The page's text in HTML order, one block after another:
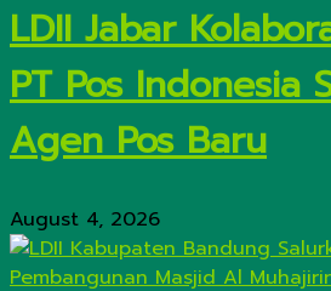
LDII Jabar
PT Pos Indonesia
Agen Pos Baru
August 4, 2026